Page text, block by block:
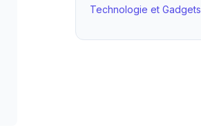
Technologie et Gadgets